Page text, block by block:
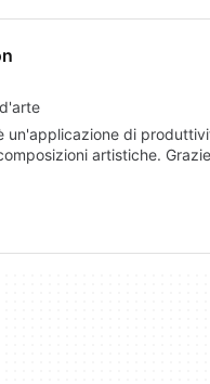
un'applicazione di
artistiche.